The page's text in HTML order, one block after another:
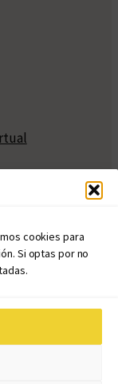
cookies para
Si optas por no